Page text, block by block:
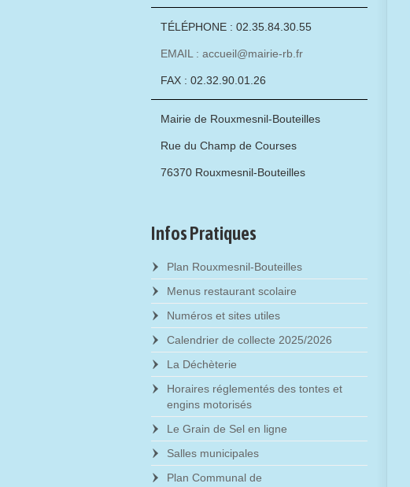
TÉLÉPHONE : 02.35.84.30.55
EMAIL : accueil@mairie-rb.fr
FAX : 02.32.90.01.26
Mairie de Rouxmesnil-Bouteilles
Rue du Champ de Courses
76370 Rouxmesnil-Bouteilles
Infos Pratiques
Plan Rouxmesnil-Bouteilles
Menus restaurant scolaire
Numéros et sites utiles
Calendrier de collecte 2025/2026
La Déchèterie
Horaires réglementés des tontes et
engins motorisés
Le Grain de Sel en ligne
Salles municipales
Plan Communal de